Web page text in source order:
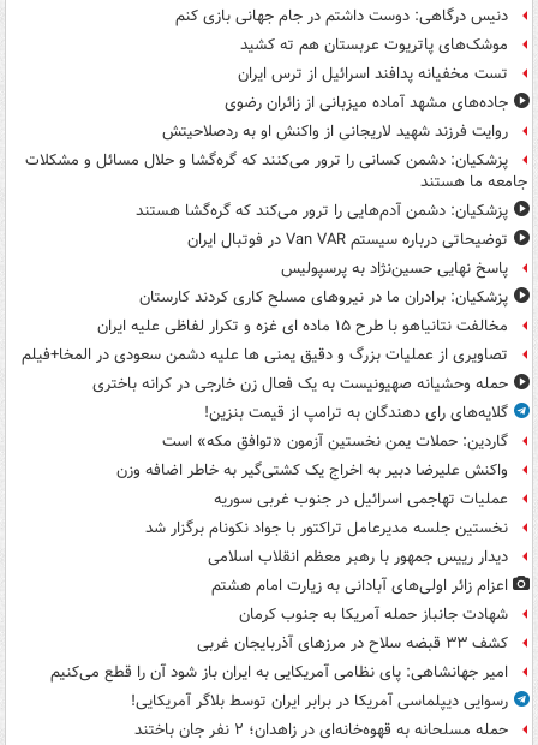
دنیس درگاهی: دوست داشتم در جام جهانی بازی کنم
موشک‌های پاتریوت عربستان هم ته‌ کشید
تست مخفیانه پدافند اسرائیل از ترس ایران
جاده‌های مشهد آماده میزبانی از زائران رضوی
روایت فرزند شهید لاریجانی از واکنش او به ردصلاحیتش
پزشکیان: دشمن کسانی را ترور می‌کنند که گره‌گشا و حلال مسائل و مشکلات
جامعه ما هستند
پزشکیان: دشمن آدم‌هایی را ترور می‌کند که گره‌گشا هستند
توضیحاتی درباره سیستم Van VAR در فوتبال ایران
پاسخ نهایی حسین‌نژاد به پرسپولیس
پزشکیان: برادران ما در نیروهای مسلح کاری کردند کارستان
مخالفت نتانیاهو با طرح ۱۵ ماده ای غزه و تکرار لفاظی علیه ایران
تصاویری از عملیات بزرگ و دقیق یمنی ها علیه دشمن سعودی در المخا+فیلم
حمله وحشیانه صهیونیست به یک فعال زن خارجی در کرانه باختری
گلایه‌های رای دهندگان به ترامپ از قیمت بنزین!
گاردین: حملات یمن نخستین آزمون «توافق مکه» است
واکنش علیرضا دبیر به اخراج یک کشتی‌گیر به خاطر اضافه وزن
عملیات تهاجمی اسرائیل در جنوب غربی سوریه
نخستین جلسه مدیرعامل تراکتور با جواد نکونام برگزار شد
دیدار رییس جمهور با رهبر معظم انقلاب اسلامی
اعزام زائر اولی‌های آبادانی به زیارت امام هشتم
شهادت جانباز حمله آمریکا به جنوب کرمان
کشف ۳۳ قبضه سلاح در مرزهای آذربایجان غربی
امیر جهانشاهی: پای نظامی آمریکایی به ایران باز شود آن را قطع می‌کنیم
رسوایی دیپلماسی آمریکا در برابر ایران توسط بلاگر آمریکایی!
حمله مسلحانه به قهوه‌خانه‌ای در زاهدان؛ ۲ نفر جان باختند